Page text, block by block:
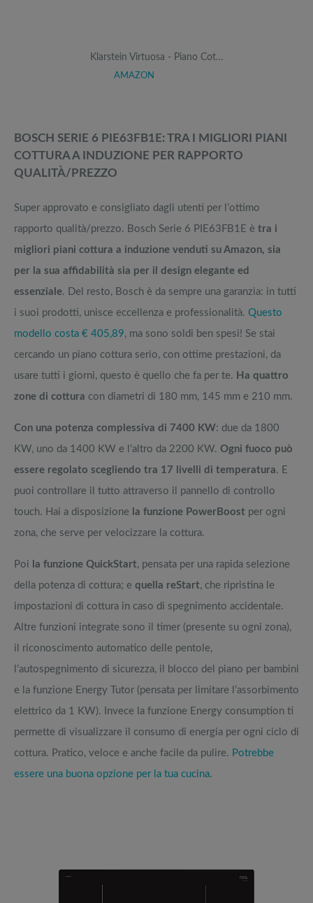
Klarstein Virtuosa - Piano Cot…
AMAZON
BOSCH SERIE 6 PIE63FB1E: TRA I MIGLIORI PIANI
COTTURA A INDUZIONE PER RAPPORTO
QUALITÀ/PREZZO
Super approvato e consigliato dagli utenti per l’ottimo
rapporto qualità/prezzo. Bosch Serie 6 PIE63FB1E è tra i
migliori piani cottura a induzione venduti su Amazon, sia
per la sua affidabilità sia per il design elegante ed
essenziale. Del resto, Bosch è da sempre una garanzia: in tutti
i suoi prodotti, unisce eccellenza e professionalità. Questo
modello costa € 405,89, ma sono soldi ben spesi! Se stai
cercando un piano cottura serio, con ottime prestazioni, da
usare tutti i giorni, questo è quello che fa per te. Ha quattro
zone di cottura con diametri di 180 mm, 145 mm e 210 mm.
Con una potenza complessiva di 7400 KW: due da 1800
KW, uno da 1400 KW e l’altro da 2200 KW. Ogni fuoco può
essere regolato scegliendo tra 17 livelli di temperatura. E
puoi controllare il tutto attraverso il pannello di controllo
touch. Hai a disposizione la funzione PowerBoost per ogni
zona, che serve per velocizzare la cottura.
Poi la funzione QuickStart, pensata per una rapida selezione
della potenza di cottura; e quella reStart, che ripristina le
impostazioni di cottura in caso di spegnimento accidentale.
Altre funzioni integrate sono il timer (presente su ogni zona),
il riconoscimento automatico delle pentole,
l’autospegnimento di sicurezza, il blocco del piano per bambini
e la funzione Energy Tutor (pensata per limitare l’assorbimento
elettrico da 1 KW). Invece la funzione Energy consumption ti
permette di visualizzare il consumo di energia per ogni ciclo di
cottura. Pratico, veloce e anche facile da pulire. Potrebbe
essere una buona opzione per la tua cucina.